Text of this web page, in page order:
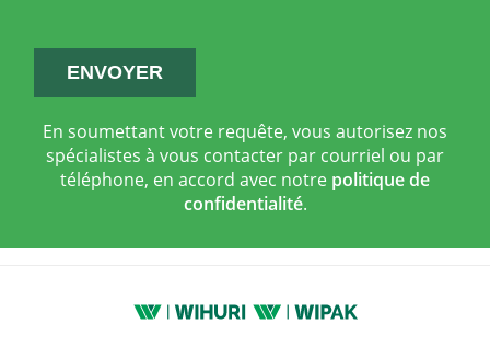
En soumettant votre requête, vous autorisez nos
spécialistes à vous contacter par courriel ou par
téléphone, en accord avec notre politique de
confidentialité.